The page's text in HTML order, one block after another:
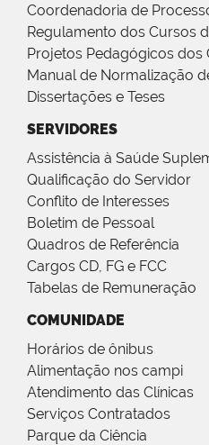
Coordenadoria de
Regulamento dos Cursos
Projetos Pedagógicos dos
Manual de Normalização
Dissertações e Teses
SERVIDORES
Assistência à Saúde
Qualificação do Servidor
Conflito de Interesses
Boletim de Pessoal
Quadros de Referência
Cargos CD, FG e FCC
Tabelas de Remuneração
COMUNIDADE
Horários de ônibus
Alimentação nos campi
Atendimento das Clínicas
Serviços Contratados
Parque da Ciência